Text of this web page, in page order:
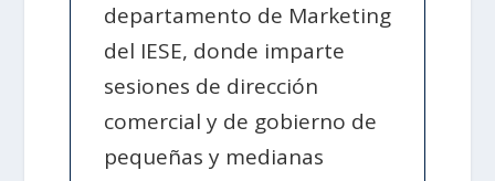
departamento de Marketing
del IESE, donde imparte
sesiones de dirección
comercial y de gobierno de
pequeñas y medianas